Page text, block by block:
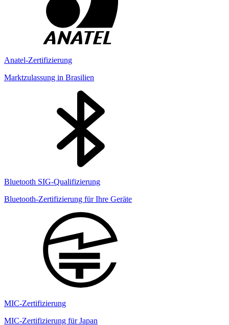
Anatel-Zertifizierung
Marktzulassung in Brasilien
Bluetooth SIG-Qualifizierung
Bluetooth-Zertifizierung für Ihre Geräte
MIC-Zertifizierung
MIC-Zertifizierung für Japan